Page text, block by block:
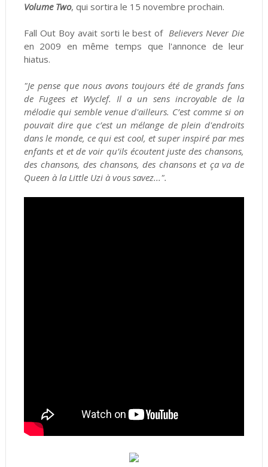
Volume Two, qui sortira le 15 novembre prochain.
Fall Out Boy avait sorti le best ofBelievers Never Die
en 2009 en même temps que l'annonce de leur
hiatus.
"Je pense que nous avons toujours été de grands fans
de Fugees et Wyclef. Il a un sens incroyable de la
mélodie qui semble venue d'ailleurs. C’est comme si on
pouvait dire que c’est un mélange de plein d'endroits
dans le monde, ce qui est cool, et super inspiré par mes
enfants et et de voir qu’ils écoutent juste des chansons,
des chansons, des chansons, des chansons et ça va de
Queen à la Little Uzi à vous savez...".